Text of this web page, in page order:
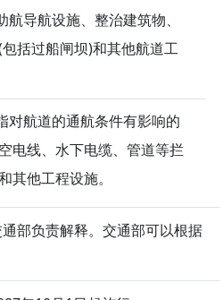
航导航设施、整治建筑物、
括过船闸坝)和其他航道工
对航道的通航条件有影响的
电线、水下电缆、管道等拦
其他工程设施。
部负责解释。交通部可以根据